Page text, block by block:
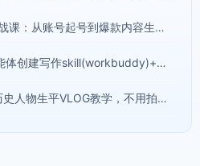
2026 AI短视频全流程实战课：从账号起号到爆款内容生产，掌握AI创作、数字人、带货变现全链路玩法
AI写作陪跑营3.0，Ai智能体创建写作skill(workbuddy)+人工手写模式(手搓模式)，去除AI痕迹(头条号、公众号、百家号)(更新0806)
抖音80W粉丝博主的AI历史人物生平VLOG教学，不用拍摄不用露脸，AI帮你搞定，轻松解锁伙伴计划+精选收益